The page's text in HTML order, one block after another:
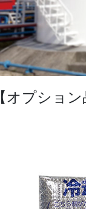
【オプショ